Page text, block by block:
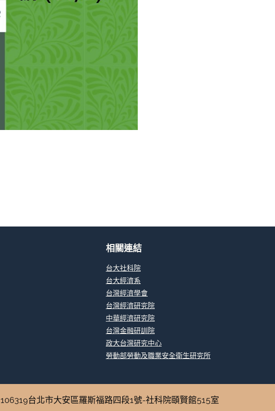
相關連結
台大社科院
台大經濟系
台灣經濟學會
台灣經濟研究院
中華經濟研究院
台灣金融研訓院
政大台灣研究中心
勞動部勞動及職業安全衛生研究所
台北市大安區羅斯福路四段1號-社科院頤賢館515室